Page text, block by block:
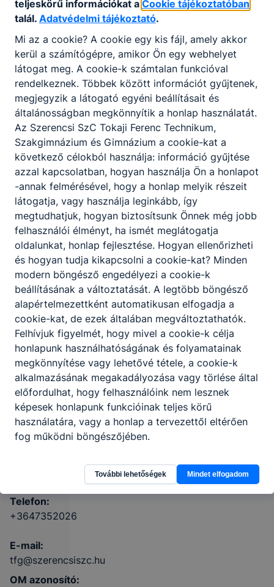
Szerencsi
SZC Tokaji
Ferenc
Technikum
és
Gimnázium
3910 Tokaj,
Bajcsy-
Zsilinszky
KRÉTA
Telefon:
+3647352026
E-mail:
tfg@szerencsiszc.hu
OM azonosító:
teljeskörű információkat a Cookie tájékoztatóban
talál. Adatvédelmi tájékoztató.
Mi az a cookie? A cookie egy kis fájl, amely akkor
kerül a számítógépre, amikor Ön egy webhelyet
látogat meg. A cookie-k számtalan funkcióval
rendelkeznek. Többek között információt gyűjtenek,
megjegyzik a látogató egyéni beállításait és
általánosságban megkönnyítik a honlap használatát.
Az Szerencsi SzC Tokaji Ferenc Technikum,
Szakgimnázium és Gimnázium a cookie-kat a
következő célokból használja: információ gyűjtése
azzal kapcsolatban, hogyan használja Ön a honlapot
-annak felmérésével, hogy a honlap melyik részeit
látogatja, vagy használja leginkább, így
megtudhatjuk, hogyan biztosítsunk Önnek még jobb
felhasználói élményt, ha ismét meglátogatja
oldalunkat, honlap fejlesztése. Hogyan ellenőrizheti
és hogyan tudja kikapcsolni a cookie-kat? Minden
modern böngésző engedélyezi a cookie-k
beállításának a változtatását. A legtöbb böngésző
alapértelmezettként automatikusan elfogadja a
cookie-kat, de ezek általában megváltoztathatók.
Felhívjuk figyelmét, hogy mivel a cookie-k célja
honlapunk használhatóságának és folyamatainak
megkönnyítése vagy lehetővé tétele, a cookie-k
alkalmazásának megakadályozása vagy törlése által
előfordulhat, hogy felhasználóink nem lesznek
képesek honlapunk funkcióinak teljes körű
használatára, vagy a honlap a tervezettől eltérően
fog működni böngészőjében.
További lehetőségek Mindet elfogadom